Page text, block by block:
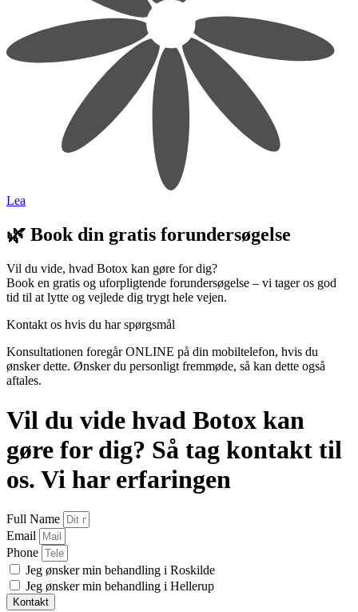
Lea
🌿 Book din gratis forundersøgelse
Vil du vide, hvad Botox kan gøre for dig?
Book en gratis og uforpligtende forundersøgelse – vi tager os god
tid til at lytte og vejlede dig trygt hele vejen.
Kontakt os hvis du har spørgsmål
Konsultationen foregår ONLINE på din mobiltelefon, hvis du
ønsker dette. Ønsker du personligt fremmøde, så kan dette også
aftales.
Vil du vide hvad Botox kan
gøre for dig? Så tag kontakt til
os. Vi har erfaringen
Full Name
Email
Phone
Jeg ønsker min behandling i Roskilde
Jeg ønsker min behandling i Hellerup
Kontakt